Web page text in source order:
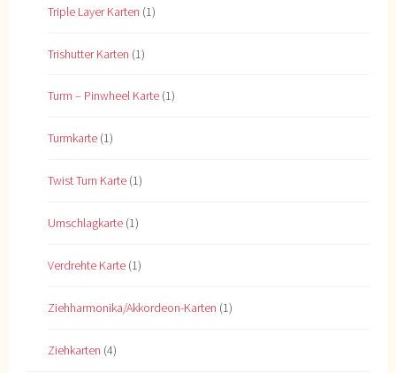
Triple Layer Karten (1)
Trishutter Karten (1)
Turm – Pinwheel Karte (1)
Turmkarte (1)
Twist Turn Karte (1)
Umschlagkarte (1)
Verdrehte Karte (1)
Ziehharmonika/Akkordeon-Karten (1)
Ziehkarten (4)